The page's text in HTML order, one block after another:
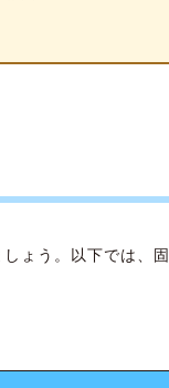
ょう。以下では、